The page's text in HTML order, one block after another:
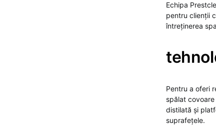
Echipa
pentru clienții
întreținerea
Pentru a oferi
spălat
distilată și
suprafețele.